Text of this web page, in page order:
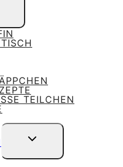
TEILCHEN
UNTERMENÜ
UMSCHALTEN